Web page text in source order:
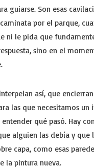
guiarse. Son esas
por el parque,
ni le pida que
sino en el
así, que
las que necesitamos
qué pasó. Hay
alguien las debía y
capa, como esas
la pintura nueva.